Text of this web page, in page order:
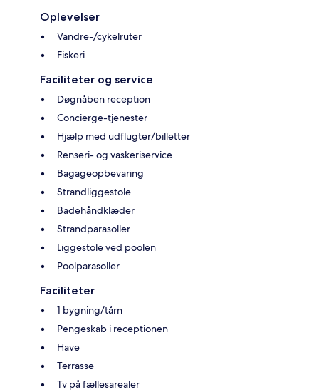
Oplevelser
Vandre-/cykelruter
Fiskeri
Faciliteter og service
Døgnåben reception
Concierge-tjenester
Hjælp med udflugter/billetter
Renseri- og vaskeriservice
Bagageopbevaring
Strandliggestole
Badehåndklæder
Strandparasoller
Liggestole ved poolen
Poolparasoller
Faciliteter
1 bygning/tårn
Pengeskab i receptionen
Have
Terrasse
Tv på fællesarealer